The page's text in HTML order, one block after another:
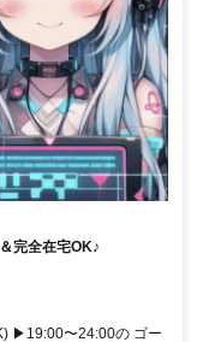
完全在宅OK♪
▶19:00〜24:00の ゴー